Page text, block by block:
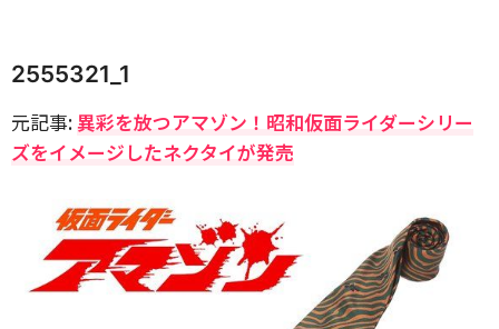
2555321_1
元記事:異彩を放つアマゾン！昭和仮面ライダーシリー
ズをイメージしたネクタイが発売